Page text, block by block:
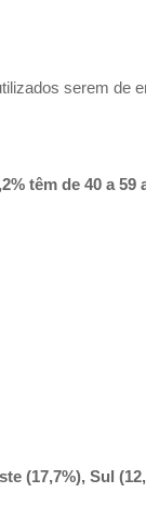
serem de
têm de 40 a 59
(17,7%), Sul